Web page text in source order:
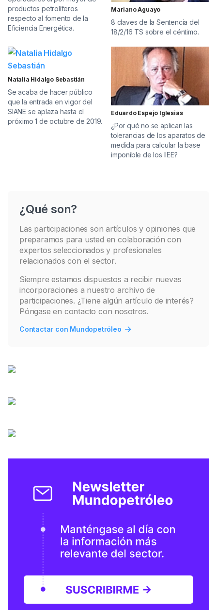
productos petrolíferos
respecto al fomento de la
Eficiencia Energética.
Mariano Aguayo
8 claves de la Sentencia del
18/2/16 TS sobre el céntimo.
Natalia Hidalgo Sebastián
Se acaba de hacer público
que la entrada en vigor del
SIANE se aplaza hasta el
próximo 1 de octubre de 2019.
Eduardo Espejo Iglesias
¿Por qué no se aplican las
tolerancias de los aparatos de
medida para calcular la base
imponible de los IIEE?
¿Qué son?
Las participaciones son artículos y opiniones que
preparamos para usted en colaboración con
expertos seleccionados y profesionales
relacionados con el sector.
Siempre estamos dispuestos a recibir nuevas
incorporaciones a nuestro archivo de
participaciones. ¿Tiene algún artículo de interés?
Póngase en contacto con nosotros.
Contactar con Mundopetróleo